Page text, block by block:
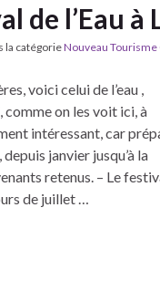
de l’Eau à
la catégorieNouveau
voici celui de l’eau ,
on les voit ici, à
intéressant, car
janvier jusqu’à la
retenus. – Le
de juillet …